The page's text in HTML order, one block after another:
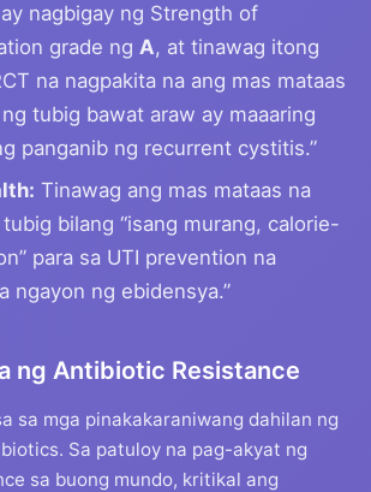
ay nagbigay ng Strength of
grade ng A, at tinawag itong
na nagpakita na ang mas mataas
tubig bawat araw ay maaaring
panganib ng recurrent cystitis.”
Tinawag ang mas mataas na
bilang “isang murang, calorie-
para sa UTI prevention na
ngayon ng ebidensya.”
ng Antibiotic Resistance
sa mga pinakakaraniwang dahilan ng
Sa patuloy na pag-akyat ng
sa buong mundo, kritikal ang